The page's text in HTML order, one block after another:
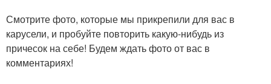
Смотрите фото, которые мы прикрепили для вас в
карусели, и пробуйте повторить какую-нибудь из
причесок на себе! Будем ждать фото от вас в
комментариях!